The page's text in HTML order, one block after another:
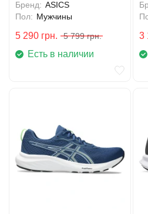
Бренд: ASICS
Пол: Мужчины
5 290 грн. 5 799 грн.
Есть в наличии
3